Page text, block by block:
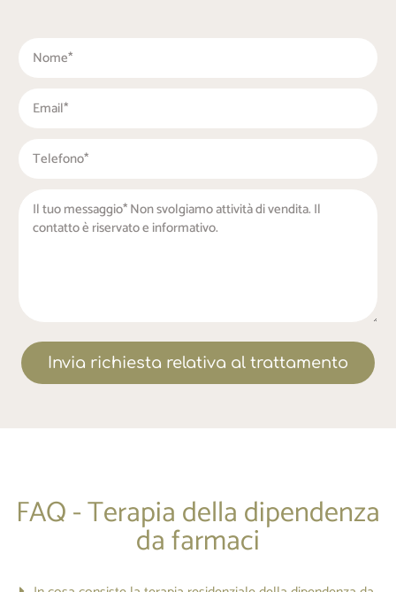
Invia richiesta relativa al trattamento
FAQ - Terapia della dipendenza
da farmaci